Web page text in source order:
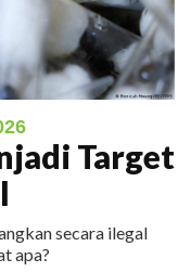
Target
secara ilegal
apa?